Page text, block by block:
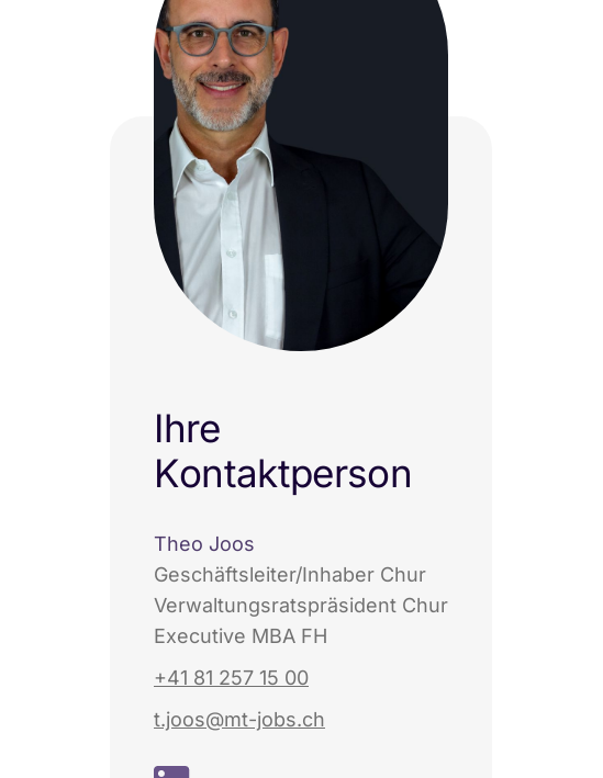
Ihre
Kontaktperson
Theo Joos
Geschäftsleiter/Inhaber Chur
Verwaltungsratspräsident Chur
Executive MBA FH
+41 81 257 15 00
t.joos@mt-jobs.ch